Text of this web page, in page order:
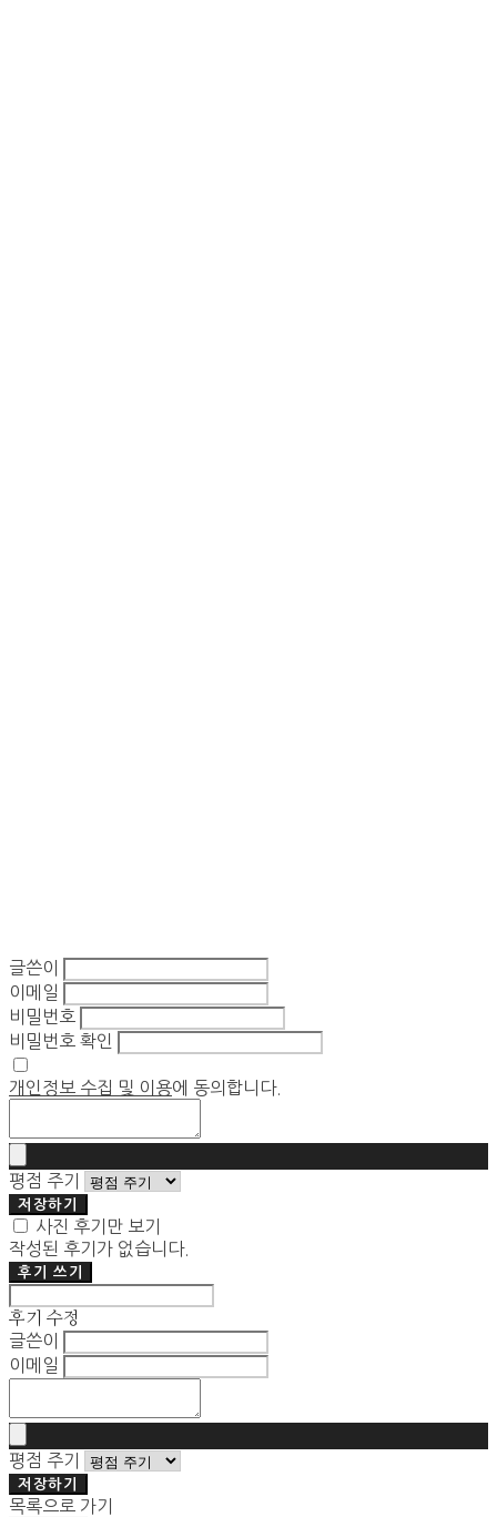
글쓴이
이메일
비밀번호
비밀번호 확인
개인정보 수집 및 이용에 동의합니다.
평점 주기
저장하기
사진 후기만 보기
작성된 후기가 없습니다.
후기 쓰기
후기 수정
글쓴이
이메일
평점 주기
저장하기
목록으로 가기